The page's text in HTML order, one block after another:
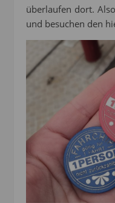
überlaufen dort.
und besuchen den